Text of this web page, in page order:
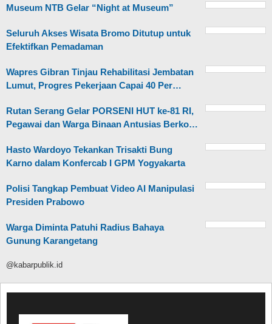
Museum NTB Gelar “Night at Museum”
Seluruh Akses Wisata Bromo Ditutup untuk
Efektifkan Pemadaman
Wapres Gibran Tinjau Rehabilitasi Jembatan
Lumut, Progres Pekerjaan Capai 40 Per…
Rutan Serang Gelar PORSENI HUT ke-81 RI,
Pegawai dan Warga Binaan Antusias Berko…
Hasto Wardoyo Tekankan Trisakti Bung
Karno dalam Konfercab I GPM Yogyakarta
Polisi Tangkap Pembuat Video AI Manipulasi
Presiden Prabowo
Warga Diminta Patuhi Radius Bahaya
Gunung Karangetang
@kabarpublik.id